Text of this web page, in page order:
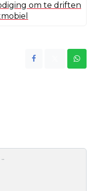
om te driften